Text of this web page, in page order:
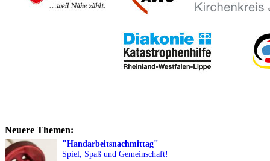
Neuere Themen:
"Handarbeitsnachmittag"
Spiel, Spaß und Gemeinschaft!